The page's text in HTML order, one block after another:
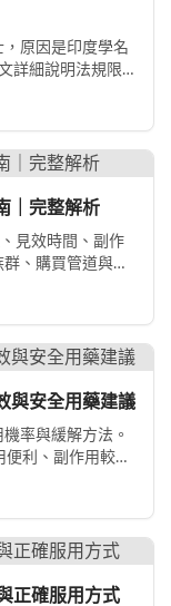
原因是印度學名
詳細說明法規限
｜完整解析
見效時間、副作
、購買管道與價
與安全用藥建議
率與緩解方法。
便利、副作用較
正確服用方式